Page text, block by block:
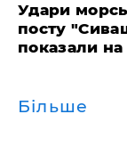
Удари
посту
показали на
Більше